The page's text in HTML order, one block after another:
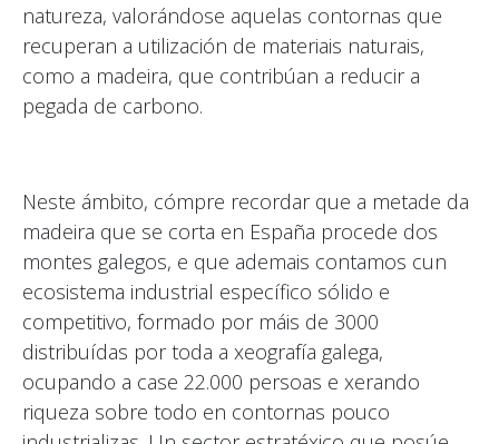
natureza, valorándose aquelas contornas que
recuperan a utilización de materiais naturais,
como a madeira, que contribúan a reducir a
pegada de carbono.
Neste ámbito, cómpre recordar que a metade da
madeira que se corta en España procede dos
montes galegos, e que ademais contamos cun
ecosistema industrial específico sólido e
competitivo, formado por máis de 3000
distribuídas por toda a xeografía galega,
ocupando a case 22.000 persoas e xerando
riqueza sobre todo en contornas pouco